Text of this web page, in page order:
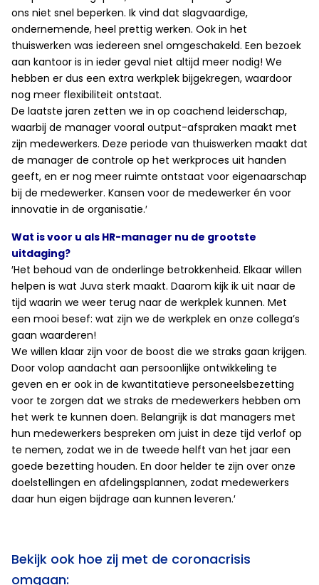
ons niet snel beperken. Ik vind dat slagvaardige,
ondernemende, heel prettig werken. Ook in het
thuiswerken was iedereen snel omgeschakeld. Een bezoek
aan kantoor is in ieder geval niet altijd meer nodig! We
hebben er dus een extra werkplek bijgekregen, waardoor
nog meer flexibiliteit ontstaat.
De laatste jaren zetten we in op coachend leiderschap,
waarbij de manager vooral output-afspraken maakt met
zijn medewerkers. Deze periode van thuiswerken maakt dat
de manager de controle op het werkproces uit handen
geeft, en er nog meer ruimte ontstaat voor eigenaarschap
bij de medewerker. Kansen voor de medewerker én voor
innovatie in de organisatie.′
Wat is voor u als HR-manager nu de grootste
uitdaging?
′Het behoud van de onderlinge betrokkenheid. Elkaar willen
helpen is wat Juva sterk maakt. Daarom kijk ik uit naar de
tijd waarin we weer terug naar de werkplek kunnen. Met
een mooi besef: wat zijn we de werkplek en onze collega’s
gaan waarderen!
We willen klaar zijn voor de boost die we straks gaan krijgen.
Door volop aandacht aan persoonlijke ontwikkeling te
geven en er ook in de kwantitatieve personeelsbezetting
voor te zorgen dat we straks de medewerkers hebben om
het werk te kunnen doen. Belangrijk is dat managers met
hun medewerkers bespreken om juist in deze tijd verlof op
te nemen, zodat we in de tweede helft van het jaar een
goede bezetting houden. En door helder te zijn over onze
doelstellingen en afdelingsplannen, zodat medewerkers
daar hun eigen bijdrage aan kunnen leveren.′
Bekijk ook hoe zij met de coronacrisis
omgaan: